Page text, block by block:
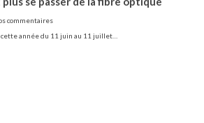
commentaires
cette année du 11 juin au 11 juillet…